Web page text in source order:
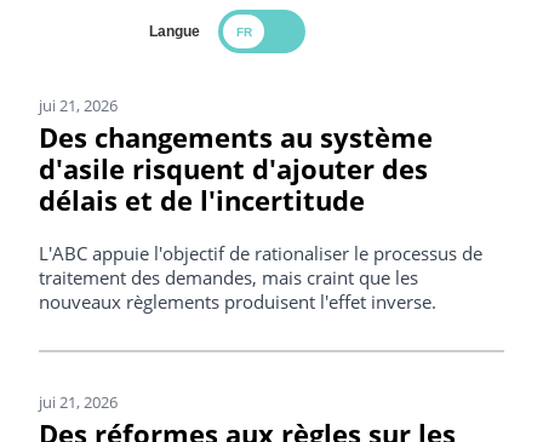
Langue
jui 21, 2026
Des changements au système
d'asile risquent d'ajouter des
délais et de l'incertitude
L'ABC appuie l'objectif de rationaliser le processus de
traitement des demandes, mais craint que les
nouveaux règlements produisent l'effet inverse.
jui 21, 2026
Des réformes aux règles sur les